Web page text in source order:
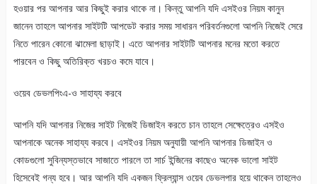
হওয়ার পর আপনার আর কিছুই করার থাকে না। কিন্তু আপনি যদি এসইওর নিয়ম কানুন
জানেন তাহলে আপনার সাইটটি আপডেট করার সময় সাধারন পরিবর্তনগুলো আপনি নিজেই সেরে
নিতে পারেন কোনো ঝামেলা ছাড়াই। এতে আপনার সাইটটি আপনার মনের মতো করতে
পারবেন ও কিছু অতিরিক্ত খরচও কমে যাবে।
ওয়েব ডেভলপিংএ-ও সাহায্য করবে
আপনি যদি আপনার নিজের সাইট নিজেই ডিজাইন করতে চান তাহলে সেক্ষেত্রেও এসইও
আপনাকে অনেক সাহায্য করবে। এসইওর নিয়ম অনুযায়ী আপনি আপনার ডিজাইন ও
কোডগুলো সুবিন্যস্তভাবে সাজাতে পারলে তা সার্চ ইন্জিনের কাছেও অনেক ভালো সাইট
হিসেবেই গন্য হবে। আর আপনি যদি একজন ফ্রিল্যান্স ওয়েব ডেভলপার হয়ে থাকেন তাহলেও